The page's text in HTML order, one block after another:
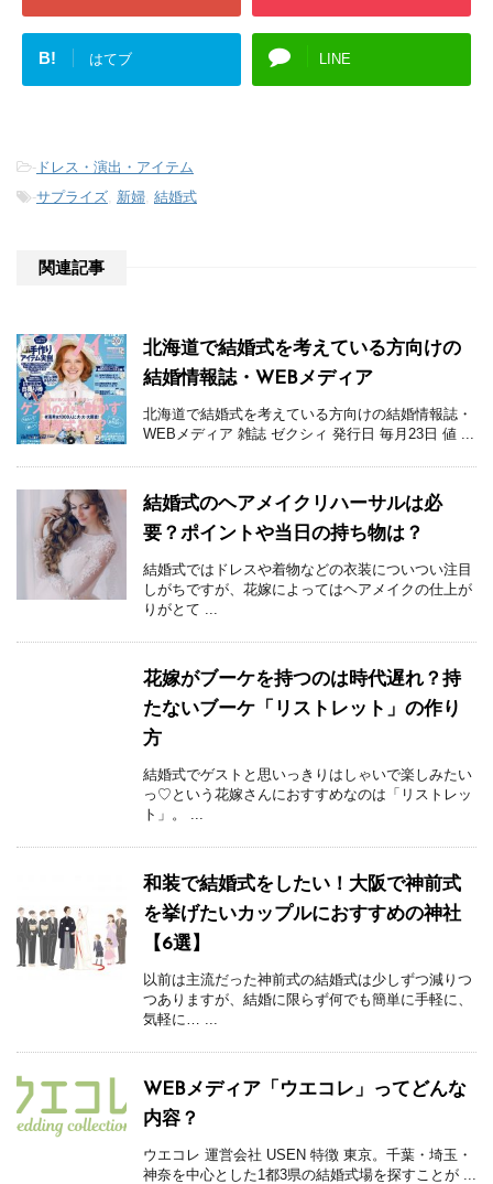
B! はてブ LINE
- ドレス・演出・アイテム
-サプライズ 新婦 結婚式
関連記事
北海道で結婚式を考えている方向けの
結婚情報誌・WEBメディア
北海道で結婚式を考えている方向けの結婚情報誌・
WEBメディア 雑誌 ゼクシィ 発行日 毎月23日 値 ...
結婚式のヘアメイクリハーサルは必
要？ポイントや当日の持ち物は？
結婚式ではドレスや着物などの衣装についつい注目
しがちですが、花嫁によってはヘアメイクの仕上が
りがとて ...
花嫁がブーケを持つのは時代遅れ？持
たないブーケ「リストレット」の作り
方
結婚式でゲストと思いっきりはしゃいで楽しみたい
っ♡という花嫁さんにおすすめなのは「リストレッ
ト」。 ...
和装で結婚式をしたい！大阪で神前式
を挙げたいカップルにおすすめの神社
【6選】
以前は主流だった神前式の結婚式は少しずつ減りつ
つありますが、結婚に限らず何でも簡単に手軽に、
気軽に… ...
WEBメディア「ウエコレ」ってどんな
内容？
ウエコレ 運営会社 USEN 特徴 東京。千葉・埼玉・
神奈を中心とした1都3県の結婚式場を探すことが ...